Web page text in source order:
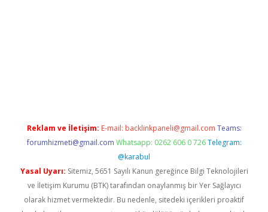
Reklam ve İletişim: E-mail: backlinkpaneli@gmail.com Teams:
forumhizmeti@gmail.com Whatsapp: 0262 606 0 726 Telegram:
@karabul
Yasal Uyarı: Sitemiz, 5651 Sayılı Kanun gereğince Bilgi Teknolojileri
ve İletişim Kurumu (BTK) tarafından onaylanmış bir Yer Sağlayıcı
olarak hizmet vermektedir. Bu nedenle, sitedeki içerikleri proaktif